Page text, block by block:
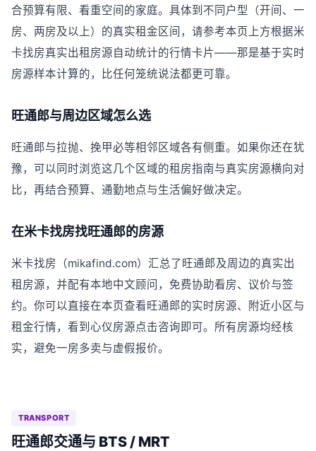
合预算有限、看重空间的家庭。具体到不同户型（开间、一
房、两房及以上）的真实租金区间，请参考本页上方根据米
卡找房真实出租房源自动统计的行情卡片——那是基于实时
房源样本计算的，比任何笼统说法都更可靠。
旺通郎与周边区域怎么选
旺通郎与拉抛、挽甲必等相邻区域各有侧重。如果你还在犹
豫，可以同时浏览这几个区域的租房指南与真实房源横向对
比，再结合预算、通勤地点与生活偏好做决定。
在米卡找房找旺通郎的房源
米卡找房（mikafind.com）汇总了旺通郎及周边的真实出
租房源，并配有本地中文顾问，免费协助看房、议价与签
约。你可以直接在本页查看旺通郎的实时房源、附近小区与
租金行情，看到心仪房源点击咨询即可。所有房源均经核
实，避免一房多卖与虚假报价。
TRANSPORT
旺通郎交通与 BTS / MRT